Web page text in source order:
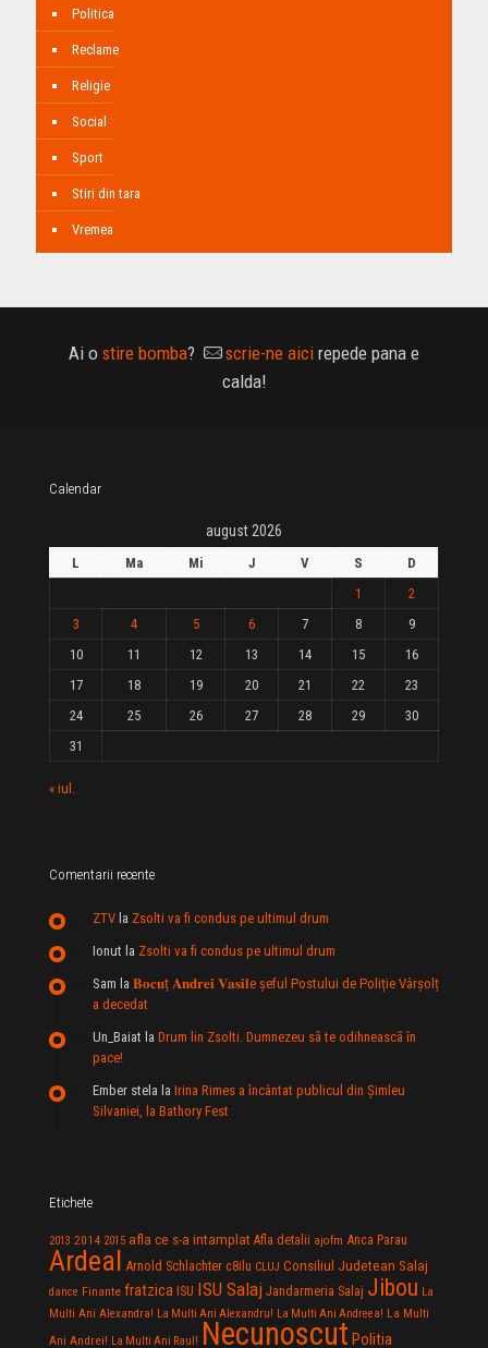
Politica
Reclame
Religie
Social
Sport
Stiri din tara
Vremea
Ai o stire bomba? scrie-ne aici repede pana e
calda!
Calendar
august 2026
L Ma Mi J V S
D
1
2
3
4 5 6 7 8
9
10
11 12 13 14 15
16
17
18 19 20 21 22
23
24
25 26 27 28 29
30
31
« iul.
Comentarii recente
ZTV la Zsolti va fi condus pe ultimul drum
Ionut la Zsolti va fi condus pe ultimul drum
Sam la 𝐁𝐨𝐜𝐮ț 𝐀𝐧𝐝𝐫𝐞𝐢 𝐕𝐚𝐬𝐢𝐥e şeful Postului de Poliție Vârșolț
a decedat
Un_Baiat la Drum lin Zsolti. Dumnezeu sã te odihneascã în
pace!
Ember stela la Irina Rimes a încântat publicul din Şimleu
Silvaniei, la Bathory Fest
Etichete
2013 2014 2015 afla ce s-a intamplat Afla detalii ajofm Anca Parau
Ardeal Arnold Schlachter c8ilu CLUJ Consiliul Judetean Salaj
dance Finante fratzica ISU ISU Salaj Jandarmeria Salaj Jibou La
Multi Ani Alexandra! La Multi Ani Alexandru! La Multi Ani Andreea! La Multi
Ani Andrei! La Multi Ani Raul! Necunoscut Politia